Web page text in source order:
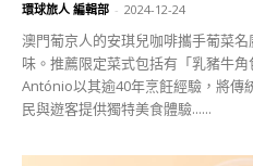
環球旅人 編輯部 - 2024-12-24
澳門葡京人的安琪兒咖啡攜手葡菜
味。推薦限定菜式包括有「乳豬牛
António以其逾40年烹飪經驗，將傳
民與遊客提供獨特美食體驗......